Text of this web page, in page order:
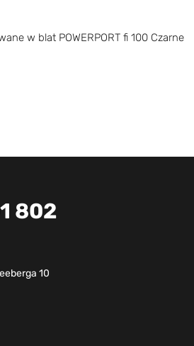
w blat POWERPORT fi 100 Czarne
802
10